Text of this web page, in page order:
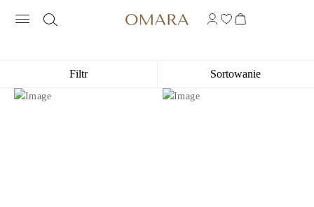
14K BIAŁE ZŁOTO Z KAMIENIAMI
Filtr Sortowanie